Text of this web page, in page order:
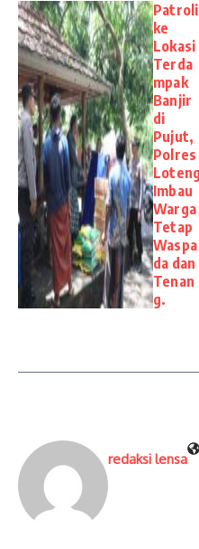
Patroli
ke
Lokasi
Terda
mpak
Banjir
di
Pujut,
Polres
Loteng
Imbau
Warga
Tetap
Waspa
da dan
Tenan
g.
redaksi lensa